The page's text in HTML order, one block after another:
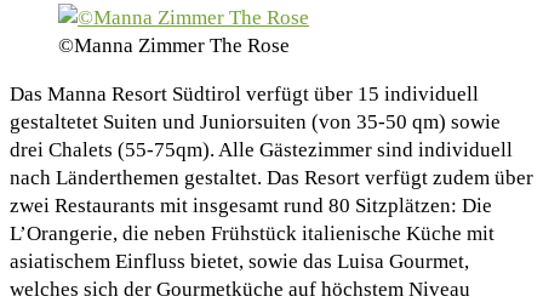
©Manna Zimmer The Rose
Das Manna Resort Südtirol verfügt über 15 individuell
gestaltetet Suiten und Juniorsuiten (von 35-50 qm) sowie
drei Chalets (55-75qm). Alle Gästezimmer sind individuell
nach Länderthemen gestaltet. Das Resort verfügt zudem über
zwei Restaurants mit insgesamt rund 80 Sitzplätzen: Die
L’Orangerie, die neben Frühstück italienische Küche mit
asiatischem Einfluss bietet, sowie das Luisa Gourmet,
welches sich der Gourmetküche auf höchstem Niveau